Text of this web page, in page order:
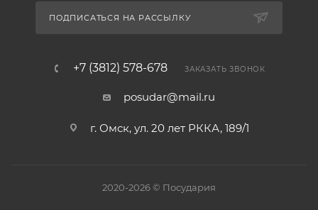
ПОДПИСАТЬСЯ НА РАССЫЛКУ
+7 (3812) 578-678 ЗАКАЗАТЬ ЗВОНОК
posudar@mail.ru
г. Омск, ул. 20 лет РККА, 189/1
2020-2026 © Посудария